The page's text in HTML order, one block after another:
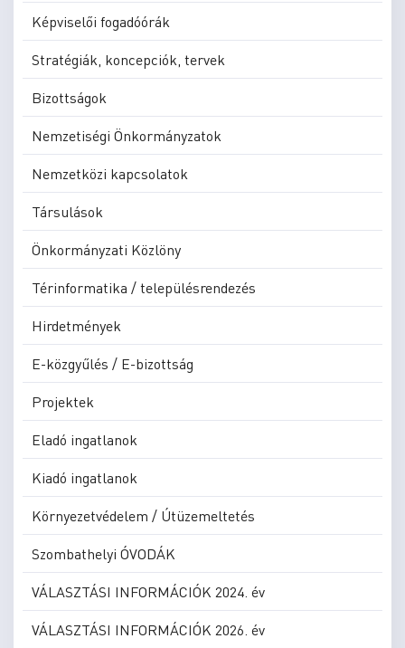
Képviselői fogadóórák
Stratégiák, koncepciók, tervek
Bizottságok
Nemzetiségi Önkormányzatok
Nemzetközi kapcsolatok
Társulások
Önkormányzati Közlöny
Térinformatika / településrendezés
Hirdetmények
E-közgyűlés / E-bizottság
Projektek
Eladó ingatlanok
Kiadó ingatlanok
Környezetvédelem / Útüzemeltetés
Szombathelyi ÓVODÁK
VÁLASZTÁSI INFORMÁCIÓK 2024. év
VÁLASZTÁSI INFORMÁCIÓK 2026. év